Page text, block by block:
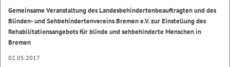
Gemeinsame Veranstaltung des Landesbehindertenbeauftragten und des
Blinden- und Sehbehindertenvereins Bremen e.V. zur Einstellung des
Rehabilitationsangebots für blinde und sehbehinderte Menschen in
Bremen
02.05.2017